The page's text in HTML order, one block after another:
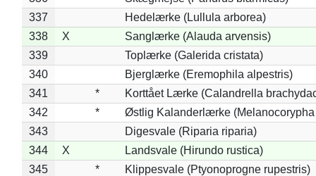
337
Hedelærke (Lullula arborea)
338
X
Sanglærke (Alauda arvensis)
339
Toplærke (Galerida cristata)
340
Bjerglærke (Eremophila alpestris)
341
*
Korttået Lærke (Calandrella
342
*
Østlig Kalanderlærke (Melanocorypha
343
Digesvale (Riparia riparia)
344
X
Landsvale (Hirundo rustica)
345
*
Klippesvale (Ptyonoprogne rupestris)